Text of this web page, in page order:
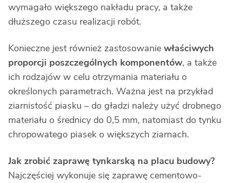
wymagało większego nakładu pracy, a także
dłuższego czasu realizacji robót.
Konieczne jest również zastosowanie właściwych
proporcji poszczególnych komponentów, a także
ich rodzajów w celu otrzymania materiału o
określonych parametrach. Ważna jest na przykład
ziarnistość piasku – do gładzi należy użyć drobnego
materiału o średnicy do 0,5 mm, natomiast do tynku
chropowatego piasek o większych ziarnach.
Jak zrobić zaprawę tynkarską na placu budowy?
Najczęściej wykonuje się zaprawę cementowo-